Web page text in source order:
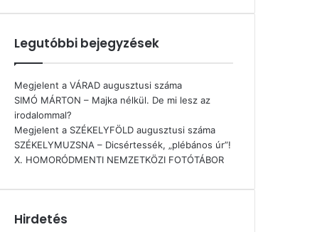
Legutóbbi bejegyzések
Megjelent a VÁRAD augusztusi száma
SIMÓ MÁRTON – Majka nélkül. De mi lesz az
irodalommal?
Megjelent a SZÉKELYFÖLD augusztusi száma
SZÉKELYMUZSNA – Dicsértessék, „plébános úr”!
X. HOMORÓDMENTI NEMZETKÖZI FOTÓTÁBOR
Hirdetés